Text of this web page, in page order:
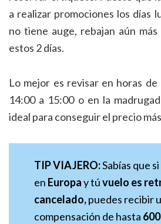
a realizar promociones los días
no tiene auge, rebajan aún
estos 2 días.
Lo mejor es revisar en horas
14:00 a 15:00 o en la
ideal para conseguir el precio
TIP VIAJERO:Sabías que
en Europay túvuelo es
cancelado,puedes recibir
compensación de hasta